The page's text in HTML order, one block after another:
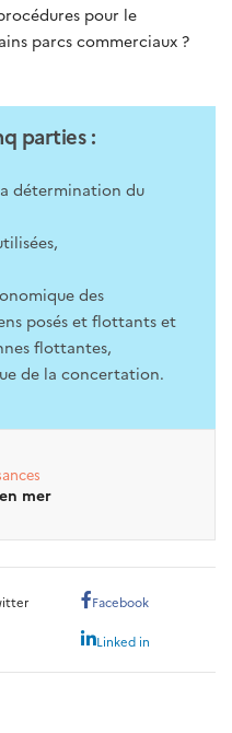
pour le
parcs commerciaux ?
parties :
détermination du
des
posés et flottants et
flottantes,
de la concertation.
mer
Facebook
Linked in